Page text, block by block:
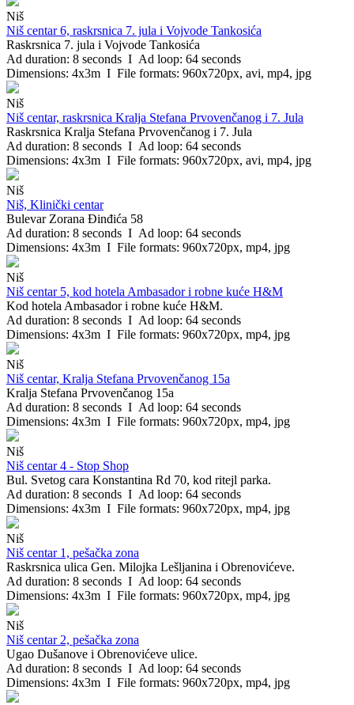
Novi Sad
Novi Pazar
Novi Banovci
Obrenovac
Pirot
Požega
Petrovac na Mlavi
Prijepolje
Sremska Mitrovica
Stara Pazova
Subotica
Sokobanja
Užice
Valjevo
Velika Plana
Vlasotince
Vršac
Vranje
Vrbas
Zaječar
Niš
Niš centar 6, raskrsnica 7. jula i Vojvode Tankosića
Raskrsnica 7. jula i Vojvode Tankosića
Ad duration: 8 seconds I Ad loop: 64 seconds
Dimensions: 4x3m I File formats: 960x720px, avi, mp4, jpg
Niš
Niš centar, raskrsnica Kralja Stefana Prvovenčanog i 7. Jula
Raskrsnica Kralja Stefana Prvovenčanog i 7. Jula
Ad duration: 8 seconds I Ad loop: 64 seconds
Dimensions: 4x3m I File formats: 960x720px, avi, mp4, jpg
Niš
Niš, Klinički centar
Bulevar Zorana Đinđića 58
Ad duration: 8 seconds I Ad loop: 64 seconds
Dimensions: 4x3m I File formats: 960x720px, mp4, jpg
Niš
Niš centar 5, kod hotela Ambasador i robne kuće H&M
Kod hotela Ambasador i robne kuće H&M.
Ad duration: 8 seconds I Ad loop: 64 seconds
Dimensions: 4x3m I File formats: 960x720px, mp4, jpg
Niš
Niš centar, Kralja Stefana Prvovenčanog 15a
Kralja Stefana Prvovenčanog 15a
Ad duration: 8 seconds I Ad loop: 64 seconds
Dimensions: 4x3m I File formats: 960x720px, mp4, jpg
Niš
Niš centar 4 - Stop Shop
Bul. Svetog cara Konstantina Rd 70, kod ritejl parka.
Ad duration: 8 seconds I Ad loop: 64 seconds
Dimensions: 4x3m I File formats: 960x720px, mp4, jpg
Niš
Niš centar 1, pešačka zona
Raskrsnica ulica Gen. Milojka Lešljanina i Obrenovićeve.
Ad duration: 8 seconds I Ad loop: 64 seconds
Dimensions: 4x3m I File formats: 960x720px, mp4, jpg
Niš
Niš centar 2, pešačka zona
Ugao Dušanove i Obrenovićeve ulice.
Ad duration: 8 seconds I Ad loop: 64 seconds
Dimensions: 4x3m I File formats: 960x720px, mp4, jpg